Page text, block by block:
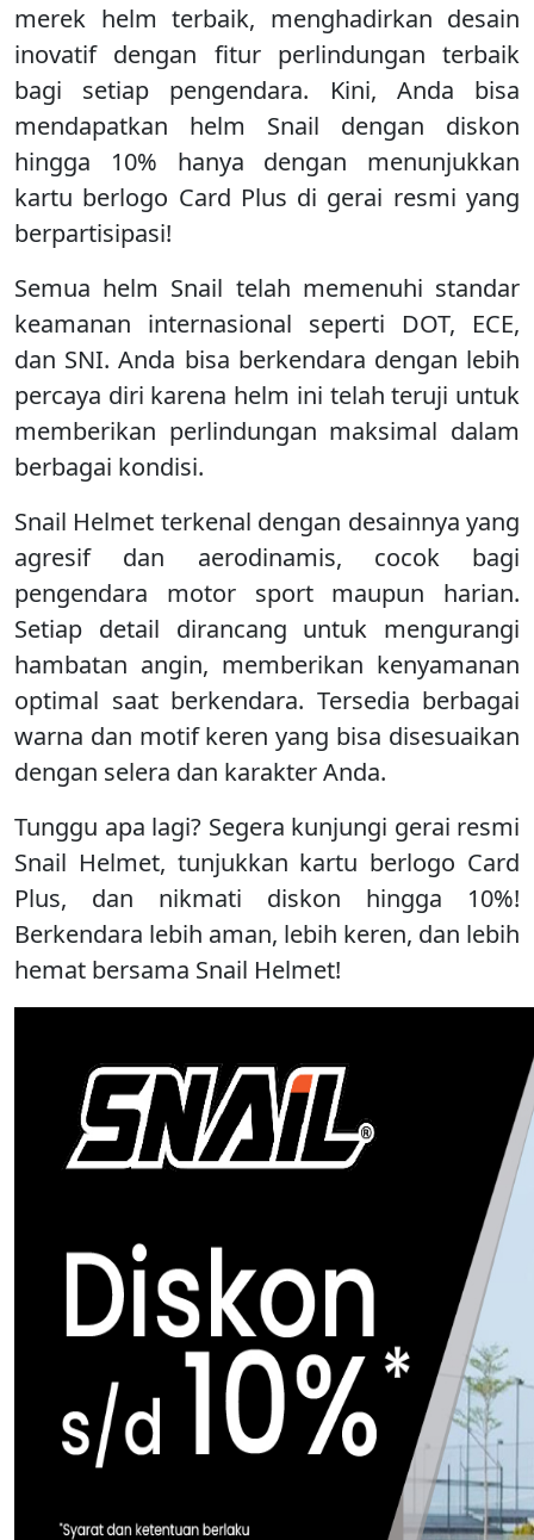
merek helm terbaik, menghadirkan desain
inovatif dengan fitur perlindungan terbaik
bagi setiap pengendara. Kini, Anda bisa
mendapatkan helm Snail dengan diskon
hingga 10% hanya dengan menunjukkan
kartu berlogo Card Plus di gerai resmi yang
berpartisipasi!
Semua helm Snail telah memenuhi standar
keamanan internasional seperti DOT, ECE,
dan SNI. Anda bisa berkendara dengan lebih
percaya diri karena helm ini telah teruji untuk
memberikan perlindungan maksimal dalam
berbagai kondisi.
Snail Helmet terkenal dengan desainnya yang
agresif dan aerodinamis, cocok bagi
pengendara motor sport maupun harian.
Setiap detail dirancang untuk mengurangi
hambatan angin, memberikan kenyamanan
optimal saat berkendara. Tersedia berbagai
warna dan motif keren yang bisa disesuaikan
dengan selera dan karakter Anda.
Tunggu apa lagi? Segera kunjungi gerai resmi
Snail Helmet, tunjukkan kartu berlogo Card
Plus, dan nikmati diskon hingga 10%!
Berkendara lebih aman, lebih keren, dan lebih
hemat bersama Snail Helmet!